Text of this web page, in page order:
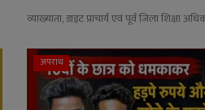
व्याख्याता, डाइट प्राचार्य एवं पूर्व जिला शिक्षा
अपराध